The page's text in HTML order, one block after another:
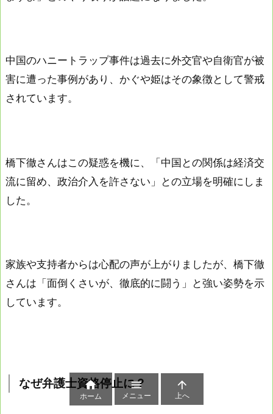
中国のハニートラップ事件は過去に外交官や自衛官が被
害に遭った事例があり、かぐや姫はその象徴として警戒
されています。
橋下徹さんはこの疑惑を機に、「中国との関係は経済交
流に留め、政治介入を許さない」との立場を明確にしま
した。
家族や支持者からは心配の声が上がりましたが、橋下徹
さんは「面倒くさいが、徹底的に闘う」と強い姿勢を示
しています。
なぜ弁護士資格停止に？

ホーム

メニュー

上へ